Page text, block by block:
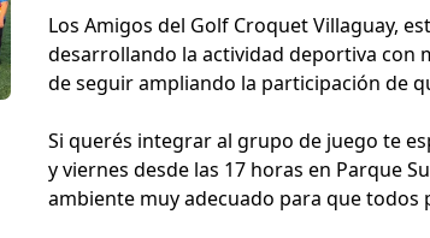
Los Amigos del Golf Croquet Villaguay,
desarrollando la actividad deportiva con
de seguir ampliando la participación de
Si querés integrar al grupo de juego te
y viernes desde las 17 horas en Parque
ambiente muy adecuado para que todos